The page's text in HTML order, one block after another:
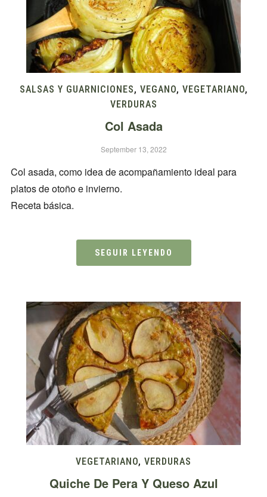
SALSAS Y GUARNICIONES, VEGANO, VEGETARIANO,
VERDURAS
Col Asada
September 13, 2022
Col asada, como idea de acompañamiento ideal para
platos de otoño e invierno.
Receta básica.
SEGUIR LEYENDO
VEGETARIANO, VERDURAS
Quiche De Pera Y Queso Azul